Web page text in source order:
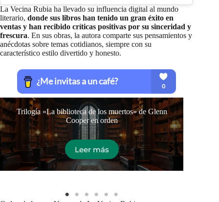
La Vecina Rubia ha llevado su influencia digital al mundo
literario, donde sus libros han tenido un gran éxito en
ventas y han recibido críticas positivas por su sinceridad y
frescura. En sus obras, la autora comparte sus pensamientos y
anécdotas sobre temas cotidianos, siempre con su
característico estilo divertido y honesto.
Trilogía «La biblioteca de los muertos» de Glenn
Cooper en orden
Leer más